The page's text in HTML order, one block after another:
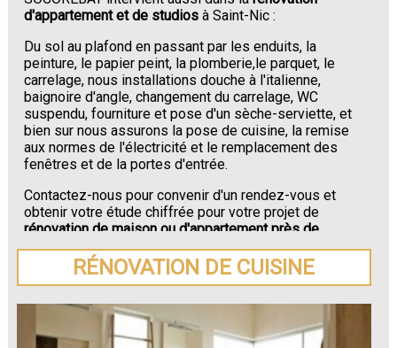
d'appartement et de studios à Saint-Nic :
Du sol au plafond en passant par les enduits, la
peinture, le papier peint, la plomberie,le parquet, le
carrelage, nous installations douche à l'italienne,
baignoire d'angle, changement du carrelage, WC
suspendu, fourniture et pose d'un sèche-serviette, et
bien sur nous assurons la pose de cuisine, la remise
aux normes de l'électricité et le remplacement des
fenêtres et de la portes d'entrée.
Contactez-nous pour convenir d'un rendez-vous et
obtenir votre étude chiffrée pour votre projet de
rénovation de maison ou d'appartement près de
Saint-Nic.
RÉNOVATION DE CUISINE